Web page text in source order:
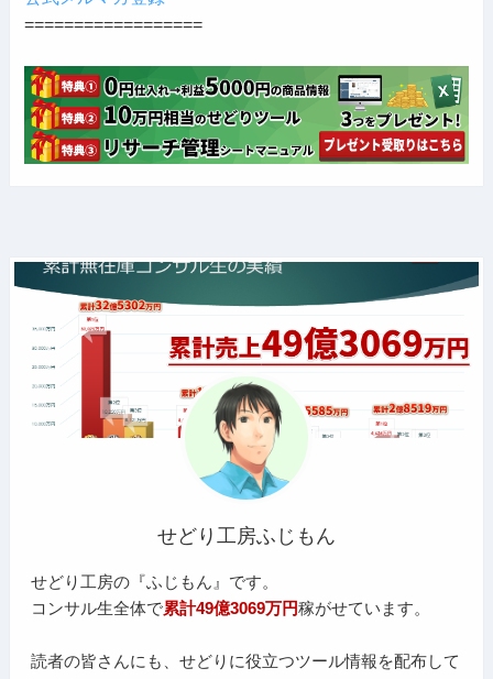
==================
せどり工房ふじもん
せどり工房の『ふじもん』です。
コンサル生全体で累計49億3069万円稼がせています。
読者の皆さんにも、せどりに役立つツール情報を配布して